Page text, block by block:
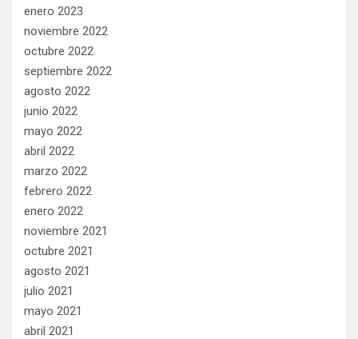
enero 2023
noviembre 2022
octubre 2022
septiembre 2022
agosto 2022
junio 2022
mayo 2022
abril 2022
marzo 2022
febrero 2022
enero 2022
noviembre 2021
octubre 2021
agosto 2021
julio 2021
mayo 2021
abril 2021